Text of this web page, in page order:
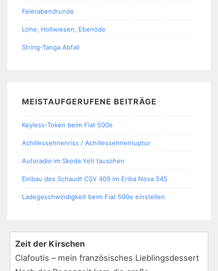
Feierabendrunde
Lohe, Hollwiesen, Ebenöde
String-Tanga Abfall
MEISTAUFGERUFENE BEITRÄGE
Keyless-Token beim Fiat 500e
Achillessehnenriss / Achillessehnenruptur
Autoradio im Skoda Yeti tauschen
Einbau des Schaudt CSV 409 im Eriba Nova 545
Ladegeschwindigkeit beim Fiat 500e einstellen
Zeit der Kirschen
Clafoutis – mein französisches Lieblingsdessert